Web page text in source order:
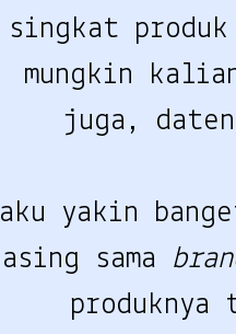
singkat
mungkin
juga,
aku yakin
asing sama
produknya